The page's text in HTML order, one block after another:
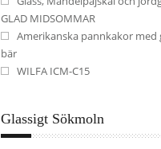
GLAD MIDSOMMAR
Amerikanska pannkakor med
bär
WILFA ICM-C15
Glassigt Sökmoln